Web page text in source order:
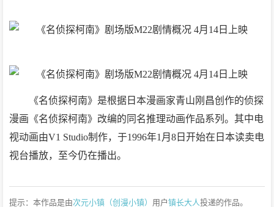
《名侦探柯南》是根据日本漫画家青山刚昌创作的侦探
漫画《名侦探柯南》改编的同名推理动画作品系列。其中电
视动画由V1 Studio制作，于1996年1月8日开始在日本读卖电
视台播放，至今仍在播出。
提示：本作品是由次元小镇（创漫小镇） 用户镇长大人投递的作品。